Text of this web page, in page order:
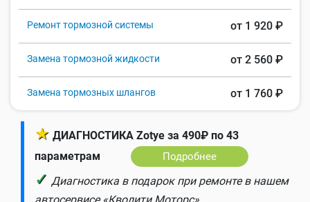
Ремонт тормозной системы от 1 920 ₽
Замена тормозной жидкости от 2 560 ₽
Замена тормозных шлангов от 1 760 ₽
★ ДИАГНОСТИКА Zotye за 490₽ по 43
параметрам
Подробнее
✓ Диагностика в подарок при ремонте в нашем
автосервисе «Кволити Моторс».